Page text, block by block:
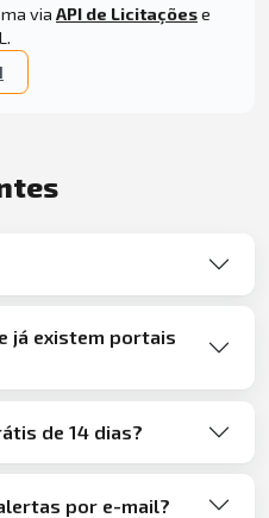
via API de Licitaçõese
já existem portais
de 14 dias?
por e-mail?